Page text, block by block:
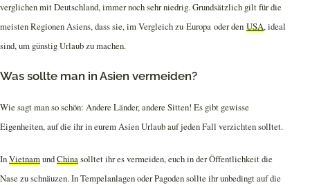
verglichen mit Deutschland, immer noch sehr niedrig. Grundsätzlich gilt für die
meisten Regionen Asiens, dass sie, im Vergleich zu Europa oder den USA, ideal
sind, um günstig Urlaub zu machen.
Was sollte man in Asien vermeiden?
Wie sagt man so schön: Andere Länder, andere Sitten! Es gibt gewisse
Eigenheiten, auf die ihr in eurem Asien Urlaub auf jeden Fall verzichten solltet.
InVietnamundChinasolltet ihr es vermeiden, euch in der Öffentlichkeit die
Nase zu schnäuzen. In Tempelanlagen oder Pagoden sollte ihr unbedingt auf die